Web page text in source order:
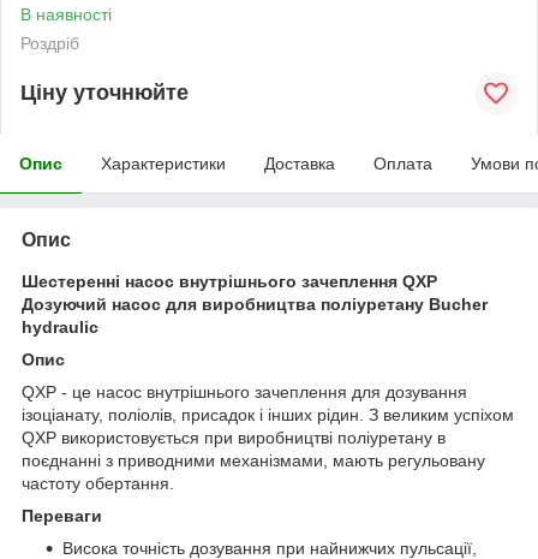
В наявності
Роздріб
Ціну уточнюйте
Опис Характеристики Доставка Оплата Умови
Опис
Шестеренні насос внутрішнього зачеплення QXP
Дозуючий насос для виробництва поліуретану Bucher
hydraulic
Опис
QXP - це насос внутрішнього зачеплення для дозування
ізоціанату, поліолів, присадок і інших рідин. З великим успіхом
QXP використовується при виробництві поліуретану в
поєднанні з приводними механізмами, мають регульовану
частоту обертання.
Переваги
Висока точність дозування при найнижчих пульсації,